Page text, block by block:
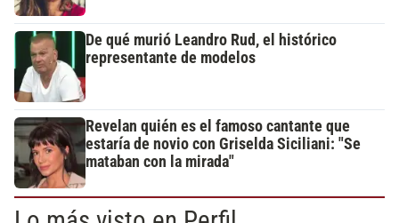
De qué murió Leandro Rud, el histórico
representante de modelos
Revelan quién es el famoso cantante que
estaría de novio con Griselda Siciliani: "Se
mataban con la mirada"